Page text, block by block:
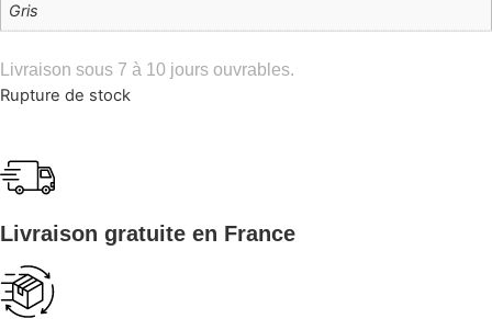
Gris
Livraison sous 7 à 10 jours ouvrables.
Rupture de stock
Livraison gratuite en France